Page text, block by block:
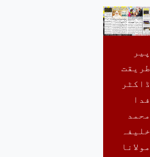
پیر
طریقت
ڈاکٹر
فدا
محمد
خلیفہ
مولانا